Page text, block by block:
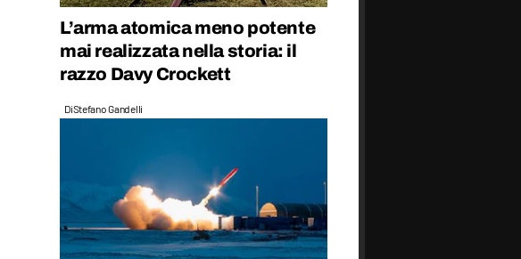
L’arma atomica meno potente
mai realizzata nella storia: il
razzo Davy Crockett
DiStefano Gandelli